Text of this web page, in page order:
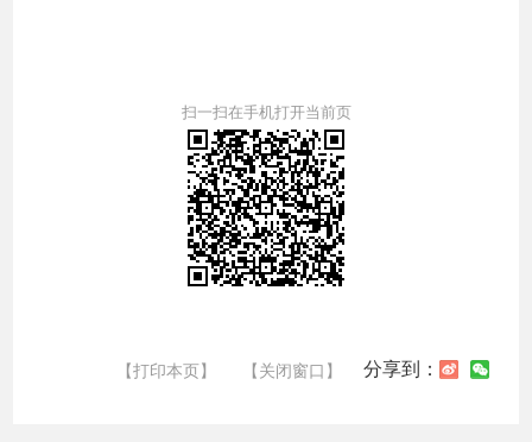
扫一扫在手机打开当前页
【打印本页】 【关闭窗口】 分享到：